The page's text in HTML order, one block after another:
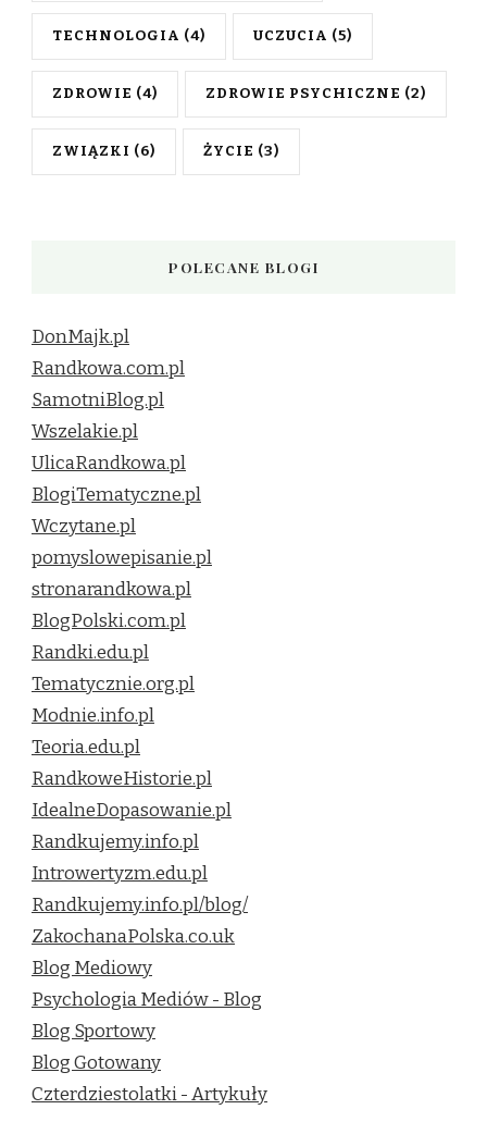
TECHNOLOGIA (4) UCZUCIA (5)
ZDROWIE (4) ZDROWIE PSYCHICZNE (2)
ZWIĄZKI (6) ŻYCIE (3)
POLECANE BLOGI
DonMajk.pl
Randkowa.com.pl
SamotniBlog.pl
Wszelakie.pl
UlicaRandkowa.pl
BlogiTematyczne.pl
Wczytane.pl
pomyslowepisanie.pl
stronarandkowa.pl
BlogPolski.com.pl
Randki.edu.pl
Tematycznie.org.pl
Modnie.info.pl
Teoria.edu.pl
RandkoweHistorie.pl
IdealneDopasowanie.pl
Randkujemy.info.pl
Introwertyzm.edu.pl
Randkujemy.info.pl/blog/
ZakochanaPolska.co.uk
Blog Mediowy
Psychologia Mediów - Blog
Blog Sportowy
Blog Gotowany
Czterdziestolatki - Artykuły